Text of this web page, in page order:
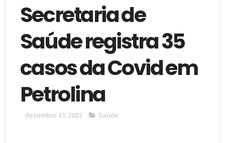
Secretaria de
Saúde registra 35
casos da Covid em
Petrolina
dezembro 31, 2022 Saúde